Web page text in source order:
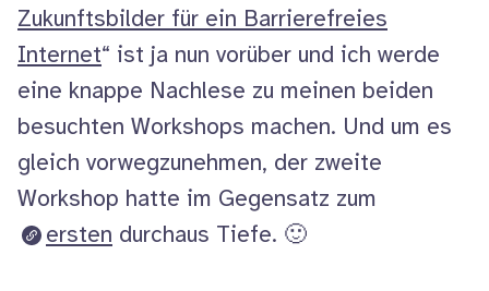
Zukunftsbilder für ein Barrierefreies
Internet“ ist ja nun vorüber und ich werde
eine knappe Nachlese zu meinen beiden
besuchten Workshops machen. Und um es
gleich vorwegzunehmen, der zweite
Workshop hatte im Gegensatz zum
ersten durchaus Tiefe. 🙂